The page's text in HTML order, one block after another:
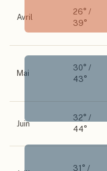
Avril
26° /
39°
Mai
30° /
43°
Juin
32° /
44°
31 ° /